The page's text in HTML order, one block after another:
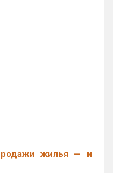
жилья — и